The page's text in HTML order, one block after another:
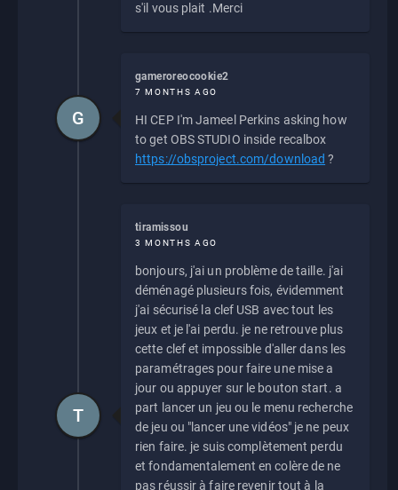
s'il vous plait .Merci
gameroreocookie2
7 MONTHS AGO
HI CEP I'm Jameel Perkins asking how
to get OBS STUDIO inside recalbox
https://obsproject.com/download ?
G
tiramissou
3 MONTHS AGO
bonjours, j'ai un problème de taille. j'ai
déménagé plusieurs fois, évidemment
j'ai sécurisé la clef USB avec tout les
jeux et je l'ai perdu. je ne retrouve plus
cette clef et impossible d'aller dans les
paramétrages pour faire une mise a
jour ou appuyer sur le bouton start. a
part lancer un jeu ou le menu recherche
de jeu ou "lancer une vidéos" je ne peux
rien faire. je suis complètement perdu
et fondamentalement en colère de ne
pas réussir à faire revenir tout à la
T